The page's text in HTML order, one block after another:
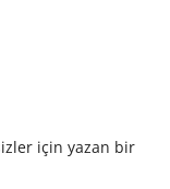
için yazan bir